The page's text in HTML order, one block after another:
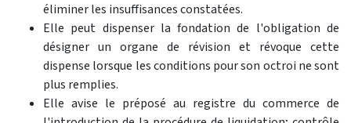
éliminer les insuffisances constatées.
Elle peut dispenser la fondation de l'obligation de
désigner un organe de révision et révoque cette
dispense lorsque les conditions pour son octroi ne sont
plus remplies.
Elle avise le préposé au registre du commerce de